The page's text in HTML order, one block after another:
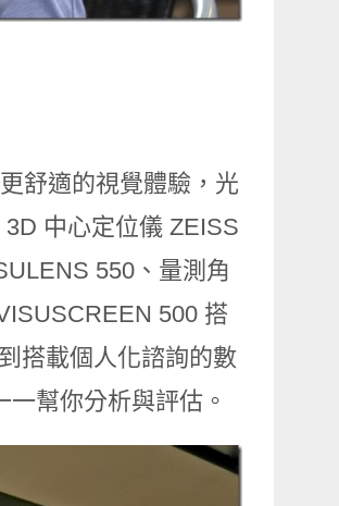
舒適的視覺體驗，光
中心定位儀 ZEISS
550、量測角
500 搭
搭載個人化諮詢的數
幫你分析與評估。